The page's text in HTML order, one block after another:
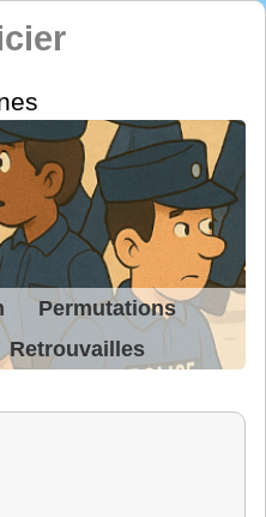
Permutations
Retrouvailles